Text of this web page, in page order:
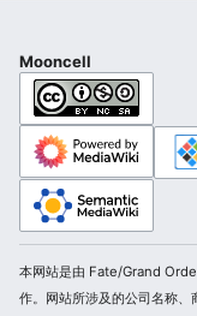
Mooncell
本网站是由 Fate/Grand
作。网站所涉及的公司名称、